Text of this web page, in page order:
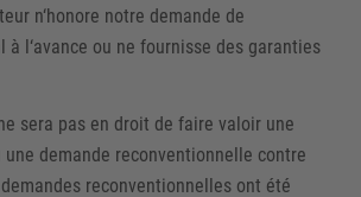
n‘honore notre demande de
à l‘avance ou ne fournisse des garanties
sera pas en droit de faire valoir une
une demande reconventionnelle contre
reconventionnelles ont été